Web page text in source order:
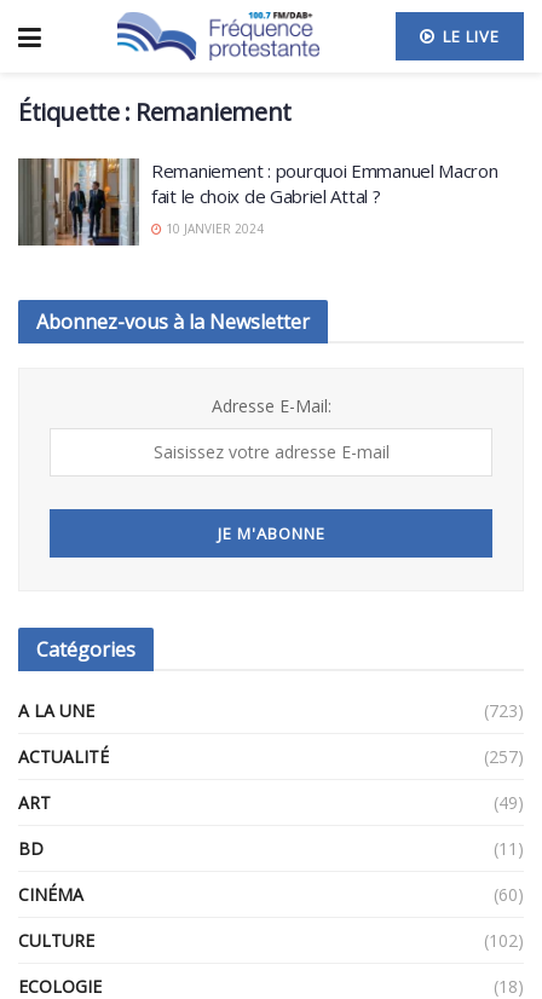
LE LIVE
Étiquette : Remaniement
Remaniement : pourquoi Emmanuel Macron
fait le choix de Gabriel Attal ?
10 JANVIER 2024
Abonnez-vous à la Newsletter
Adresse E-Mail:
Catégories
A LA UNE
(723)
ACTUALITÉ
(257)
ART
(49)
BD
(11)
CINÉMA
(60)
CULTURE
(102)
ECOLOGIE
(18)